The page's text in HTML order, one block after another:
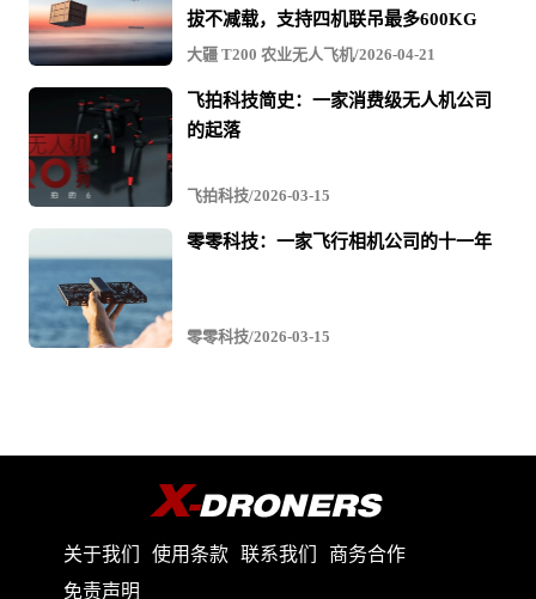
机
文
章
与
视
频
拔不减载，支持四机联吊最多600KG
大疆 T200 农业无人飞机/2026-04-21
飞拍科技简史：一家消费级无人机公司
的起落
飞拍科技/2026-03-15
零零科技：一家飞行相机公司的十一年
零零科技/2026-03-15
关于我们 使用条款 联系我们
商务合作
免责声明